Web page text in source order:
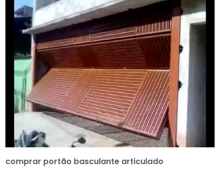
comprar portão basculante articulado